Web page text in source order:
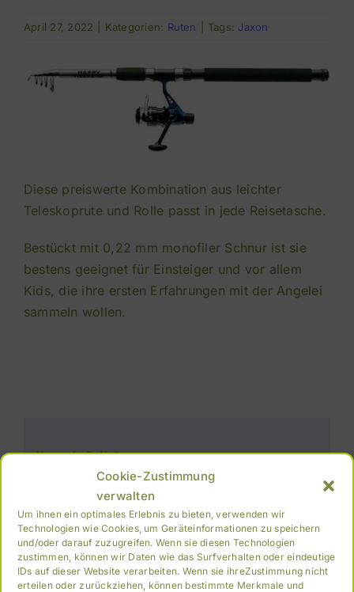
Cookie-Zustimmung
verwalten
Um ihnen ein optimales Erlebnis zu bieten, verwenden wir
Technologien wie Cookies, um Geräteinformationen zu speichern
und/oder darauf zuzugreifen. Wenn sie diesen Technologien
zustimmen, können wir Daten wie das Surfverhalten oder eindeutige
IDs auf dieser Website verarbeiten. Wenn sie ihreZustimmung nicht
erteilen oder zurückziehen, können bestimmte Merkmale und
April 27, 2022 Kategorien: Ruten Tags: Jaxon
Diese preiswerte Kombination aus leichter
Teleskoprute und Rolle passt in jede Reisetasche.
Bestückt mit 0,22 mm monofiler Schnur ist sie
bestens geeignet für Einsteiger und vor allem
Kids, die ihre ersten Erfahrungen mit der Angelei
sammeln wollen.
Neueste Beiträge
Angelschirme
FK Fertigfutter – Hausmischungen